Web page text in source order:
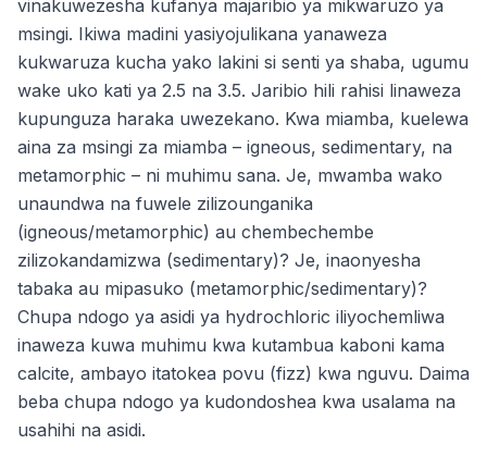
vinakuwezesha kufanya majaribio ya mikwaruzo ya
msingi. Ikiwa madini yasiyojulikana yanaweza
kukwaruza kucha yako lakini si senti ya shaba, ugumu
wake uko kati ya 2.5 na 3.5. Jaribio hili rahisi linaweza
kupunguza haraka uwezekano. Kwa miamba, kuelewa
aina za msingi za miamba – igneous, sedimentary, na
metamorphic – ni muhimu sana. Je, mwamba wako
unaundwa na fuwele zilizounganika
(igneous/metamorphic) au chembechembe
zilizokandamizwa (sedimentary)? Je, inaonyesha
tabaka au mipasuko (metamorphic/sedimentary)?
Chupa ndogo ya asidi ya hydrochloric iliyochemliwa
inaweza kuwa muhimu kwa kutambua kaboni kama
calcite, ambayo itatokea povu (fizz) kwa nguvu. Daima
beba chupa ndogo ya kudondoshea kwa usalama na
usahihi na asidi.